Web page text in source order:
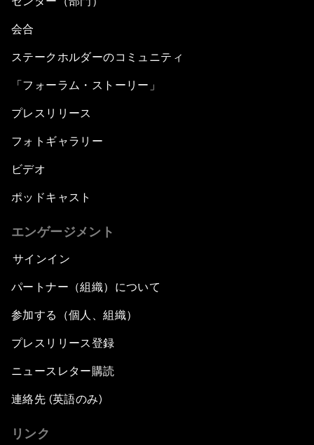
会合
ステークホルダーのコミュニティ
「フォーラム・ストーリー」
プレスリリース
フォトギャラリー
ビデオ
ポッドキャスト
エンゲージメント
サインイン
パートナー（組織）について
参加する（個人、組織）
プレスリリース登録
ニュースレター購読
連絡先 (英語のみ)
リンク